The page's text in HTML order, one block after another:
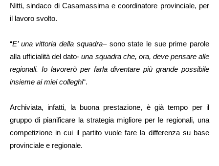
Nitti, sindaco di Casamassima e coordinatore provinciale, per
il lavoro svolto.
“E’ una vittoria della squadra– sono state le sue prime parole
alla ufficialità del dato- una squadra che, ora, deve pensare alle
regionali. Io lavorerò per farla diventare più grande possibile
insieme ai miei colleghi“.
Archiviata, infatti, la buona prestazione, è già tempo per il
gruppo di pianificare la strategia migliore per le regionali, una
competizione in cui il partito vuole fare la differenza su base
provinciale e regionale.